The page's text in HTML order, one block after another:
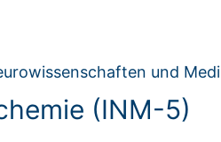
und
(INM-5)